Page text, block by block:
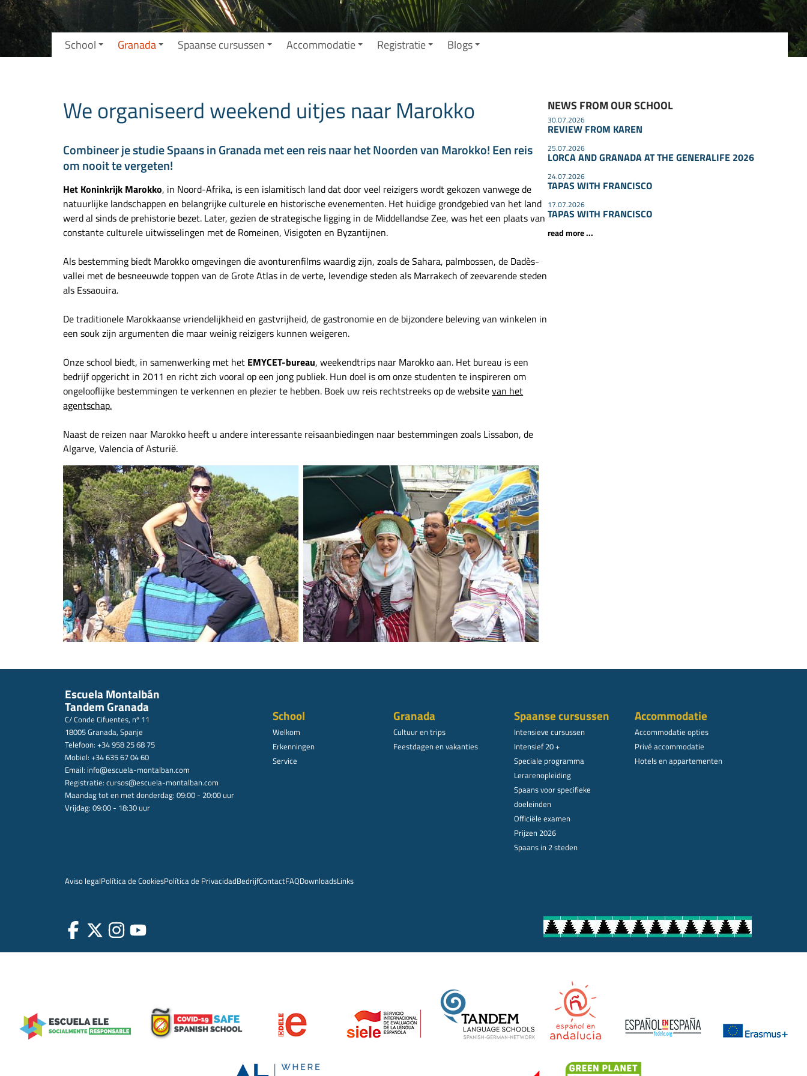
School Granada Spaanse cursussen Accommodatie Registratie Blogs
We organiseerd weekend uitjes naar Marokko
Combineer je studie Spaans in Granada met een reis naar het Noorden van Marokko! Een reis
om nooit te vergeten!
Het Koninkrijk Marokko, in Noord-Afrika, is een islamitisch land dat door veel reizigers wordt gekozen vanwege de
natuurlijke landschappen en belangrijke culturele en historische evenementen. Het huidige grondgebied van het land
werd al sinds de prehistorie bezet. Later, gezien de strategische ligging in de Middellandse Zee, was het een plaats van
constante culturele uitwisselingen met de Romeinen, Visigoten en Byzantijnen.
Als bestemming biedt Marokko omgevingen die avonturenfilms waardig zijn, zoals de Sahara, palmbossen, de Dadès-
vallei met de besneeuwde toppen van de Grote Atlas in de verte, levendige steden als Marrakech of zeevarende steden
als Essaouira.
De traditionele Marokkaanse vriendelijkheid en gastvrijheid, de gastronomie en de bijzondere beleving van winkelen in
een souk zijn argumenten die maar weinig reizigers kunnen weigeren.
Onze school biedt, in samenwerking met het EMYCET-bureau, weekendtrips naar Marokko aan. Het bureau is een
bedrijf opgericht in 2011 en richt zich vooral op een jong publiek. Hun doel is om onze studenten te inspireren om
ongelooflijke bestemmingen te verkennen en plezier te hebben. Boek uw reis rechtstreeks op de websitevan het
agentschap.
Naast de reizen naar Marokko heeft u andere interessante reisaanbiedingen naar bestemmingen zoals Lissabon, de
Algarve, Valencia of Asturië.
NEWS FROM OUR SCHOOL
30.07.2026
REVIEW FROM KAREN
25.07.2026
LORCA AND GRANADA AT THE GENERALIFE 2026
24.07.2026
TAPAS WITH FRANCISCO
17.07.2026
TAPAS WITH FRANCISCO
read more ...
Escuela Montalbán
Tandem Granada
C/ Conde Cifuentes, nº 11
18005 Granada, Spanje
Telefoon: +34 958 25 68 75
Mobiel: +34 635 67 04 60
Email: info@escuela-montalban.com
Registratie: cursos@escuela-montalban.com
Maandag tot en met donderdag: 09:00 - 20:00 uur
Vrijdag: 09:00 - 18:30 uur
School
Welkom
Erkenningen
Service
Granada
Cultuur en trips
Feestdagen en vakanties
Spaanse cursussen
Intensieve cursussen
Intensief 20 +
Speciale programma
Lerarenopleiding
Spaans voor specifieke
doeleinden
Officiële examen
Prijzen 2026
Spaans in 2 steden
Accommodatie
Accommodatie opties
Privé accommodatie
Hotels en appartementen
Aviso legalPolítica de CookiesPolítica de PrivacidadBedrijfContactFAQDownloadsLinks